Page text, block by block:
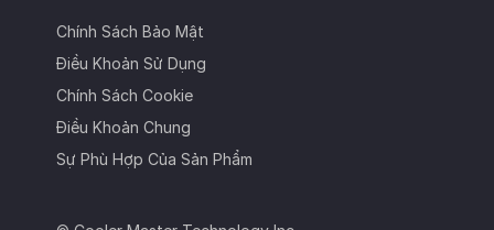
Chính Sách Bảo Mật
Điều Khoản Sử Dụng
Chính Sách Cookie
Điều Khoản Chung
Sự Phù Hợp Của Sản Phẩm